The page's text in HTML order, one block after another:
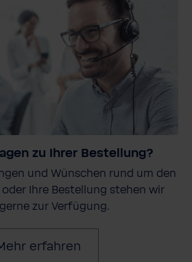
zu Ihrer Bestellung?
und Wünschen rund um den
oder Ihre Bestellung stehen wir
zur Verfügung.
erfahren